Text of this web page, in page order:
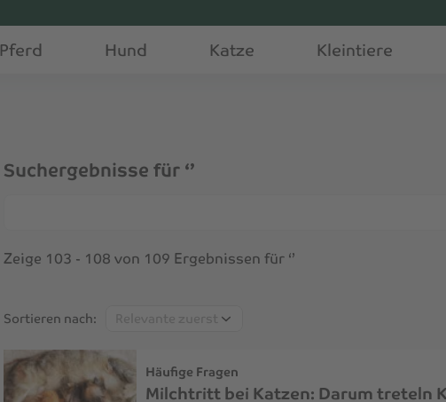
Pferd Hund Katze Kleintiere
Suchergebnisse für ‘’
Zeige 103 - 108 von 109 Ergebnissen für ‘’
Sortieren nach:
Häufige Fragen
Milchtritt bei Katzen: Darum treteln